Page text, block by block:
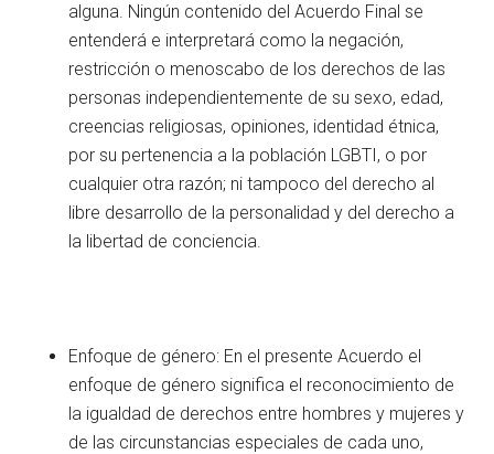
alguna. Ningún contenido del Acuerdo Final se
entenderá e interpretará como la negación,
restricción o menoscabo de los derechos de las
personas independientemente de su sexo, edad,
creencias religiosas, opiniones, identidad étnica,
por su pertenencia a la población LGBTI, o por
cualquier otra razón; ni tampoco del derecho al
libre desarrollo de la personalidad y del derecho a
la libertad de conciencia.
Enfoque de género: En el presente Acuerdo el
enfoque de género significa el reconocimiento de
la igualdad de derechos entre hombres y mujeres y
de las circunstancias especiales de cada uno,